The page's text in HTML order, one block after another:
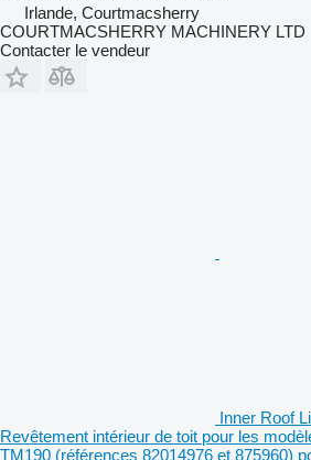
Irlande, Courtmacsherry
COURTMACSHERRY MACHINERY LTD
Contacter le vendeur
Inner Roof
Revêtement intérieur de toit pour les
TM190 (références 82014976 et 875960)